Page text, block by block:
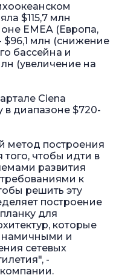
$115,7 млн
EMEA (Европа,
млн (снижение
бассейна и
(увеличение на
Ciena
в диапазоне $720-
метод построения
того, чтобы идти в
развития
к
решить эту
построение
для
которые
и
сетевых
-